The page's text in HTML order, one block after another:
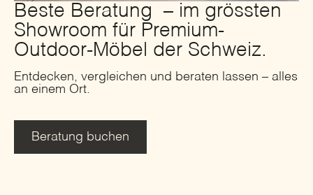
Beste Beratung – im grössten
Showroom für Premium-
Outdoor-Möbel der Schweiz.
Entdecken, vergleichen und beraten lassen – alles
an einem Ort.
Beratung buchen